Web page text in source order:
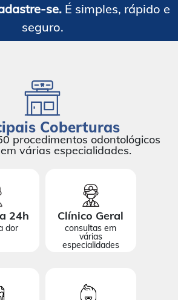
se.É simples, rápido e
seguro.
Coberturas
procedimentos odontológicos
várias especialidades.
24h
dor
Clínico Geral
consultas em
várias
especialidades